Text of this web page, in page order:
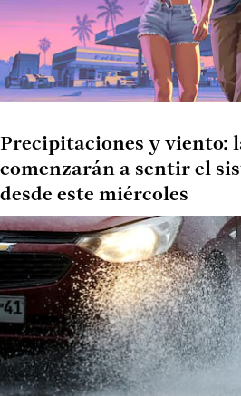
Precipitaciones y viento:
comenzarán a sentir el
desde este miércoles